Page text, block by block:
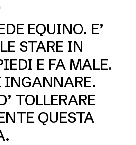
EQUINO. E’
STARE IN
E FA MALE.
INGANNARE.
TOLLERARE
QUESTA